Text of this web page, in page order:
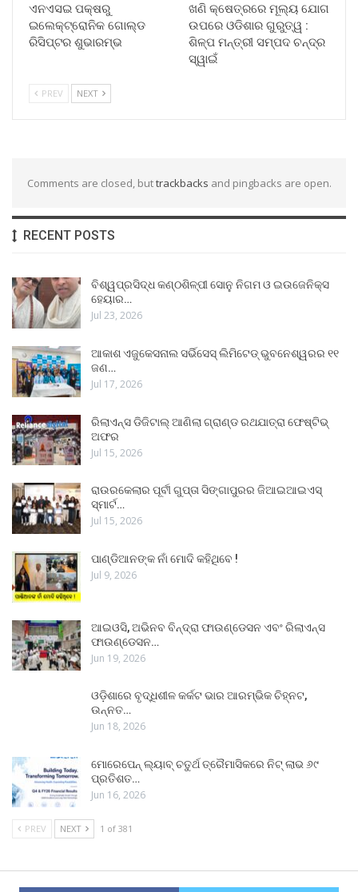
ଏନଏସଇ ପକ୍ଷରୁ
ଇଲେକ୍‌ଟ୍ରୋନିକ ଗୋଲ୍ଡ
ରିସିପ୍ଟର ଶୁଭାରମ୍ଭ
ଖଣି କ୍ଷେତ୍ରରେ ମୂଲ୍ୟ ଯୋଗ
ଉପରେ ଓଡିଶାର ଗୁରୁତ୍ୱ :
ଶିଳ୍ପ ମନ୍ତ୍ରୀ ସମ୍ପଦ ଚନ୍ଦ୍ର
ସ୍ୱାଇଁ
PREV NEXT
Comments are closed, buttrackbacks and pingbacks are open.
RECENT POSTS
ବିଶ୍ୱପ୍ରସିଦ୍ଧ କଣ୍ଠଶିଳ୍ପୀ ସୋନୁ ନିଗମ ଓ ଇଉଜେନିକ୍ସ
ହେୟାର…
Jul 23, 2026
ଆକାଶ ଏଜୁକେସନାଲ ସର୍ଭିସେସ୍ ଲିମିଟେଡ୍ ଭୁବନେଶ୍ୱରର ୧୧
ଜଣ…
Jul 17, 2026
ରିଲାଏନ୍ସ ଡିଜିଟାଲ୍ ଆଣିଲା ଗ୍ରାଣ୍ଡ ରଥଯାତ୍ରା ଫେଷ୍ଟିଭ୍
ଅଫର
Jul 15, 2026
ରାଉରକେଲାର ପୂର୍ବୀ ଗୁପ୍ତା ସିଙ୍ଗାପୁରର ଜିଆଇଆଇଏସ୍
ସ୍ମାର୍ଟ…
Jul 15, 2026
ପାଣ୍ଡିଆନଙ୍କ ନାଁ ମୋଦି କହିଥିବେ !
Jul 9, 2026
ଆଇଓସି, ଅଭିନବ ବିନ୍ଦ୍ରା ଫାଉଣ୍ଡେସନ ଏବଂ ରିଲାଏନ୍ସ
ଫାଉଣ୍ଡେସନ…
Jun 19, 2026
ଓଡ଼ିଶାରେ ବୃଦ୍ଧିଶୀଳ କର୍କଟ ଭାର ଆରମ୍ଭିକ ଚିହ୍ନଟ,
ଉନ୍ନତ…
Jun 18, 2026
ମୋରେପେନ୍ ଲ୍ୟାବ୍ ଚତୁର୍ଥ ତ୍ରୈମାସିକରେ ନିଟ୍ ଲାଭ ୬୯
ପ୍ରତିଶତ…
Jun 16, 2026
PREV NEXT 1 of 381